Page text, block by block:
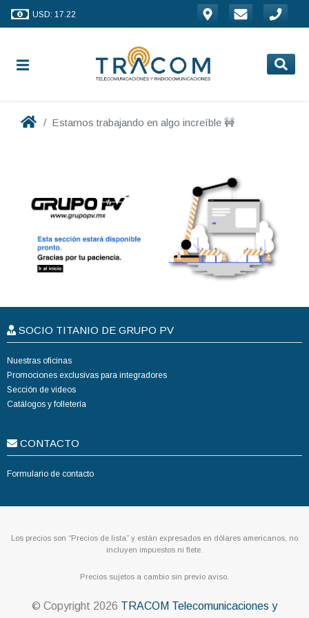
USD: 17.22
Estamos trabajando en algo increíble 🚧
SOCIO TITANIO DE GRUPO PV
Nuestras oficinas
Promociones exclusivas para integradores
Sección de videos
Catálogos y folletería
CONTACTO
Formulario de contacto
Los precios son “Precios de lista” y están expresados en dólares americanos, no
incluyen impuestos ni flete.
Precios sujetos a cambio sin previo aviso.
© Copyright 2026 TRACOM Telecomunicaciones y